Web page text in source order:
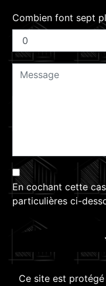
Combien font sept
En cochant cette
particulières ci-
Ce site est